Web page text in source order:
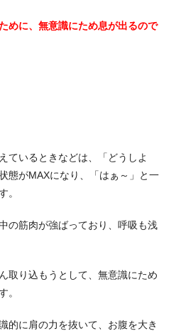
めに、無意識にため息が出るので
ているときなどは、「どうしよ
がMAXになり、「はぁ～」と一
。
の筋肉が強ばっており、呼吸も浅
取り込もうとして、無意識にため
。
的に肩の力を抜いて、お腹を大き